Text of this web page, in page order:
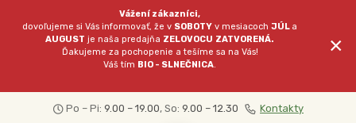
Vážení zákazníci,
dovoľujeme si Vás informovať, že v SOBOTY v mesiacochJÚL a
AUGUST je naša predajňa ZELOVOCU ZATVORENÁ.
Ďakujeme za pochopenie a tešíme sa na Vás!
Váš tím BIO - SLNEČNICA.
×
Po – Pi: 9.00 – 19.00, So: 9.00 – 12.30 Kontakty